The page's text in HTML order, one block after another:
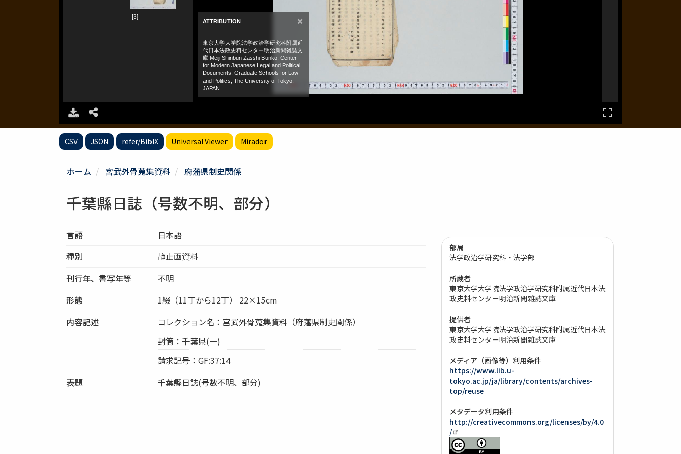
CSV JSON refer/BibIX Universal Viewer Mirador
ホーム 宮武外骨蒐集資料 府藩県制史関係
千葉縣日誌（号数不明、部分）
言語
日本語
種別
静止画資料
刊行年、書写年等
不明
形態
1綴（11丁から12丁） 22×15cm
内容記述
コレクション名：宮武外骨蒐集資料（府藩県制史関係）
封筒：千葉県(一)
請求記号：GF:37:14
表題
千葉縣日誌(号数不明、部分)
部局
法学政治学研究科・法学部
所蔵者
東京大学大学院法学政治学研究科附属近代日本法
政史料センター明治新聞雑誌文庫
提供者
東京大学大学院法学政治学研究科附属近代日本法
政史料センター明治新聞雑誌文庫
メディア（画像等）利用条件
https://www.lib.u-
tokyo.ac.jp/ja/library/contents/archives-
top/reuse
メタデータ利用条件
http://creativecommons.org/licenses/by/4.0
/